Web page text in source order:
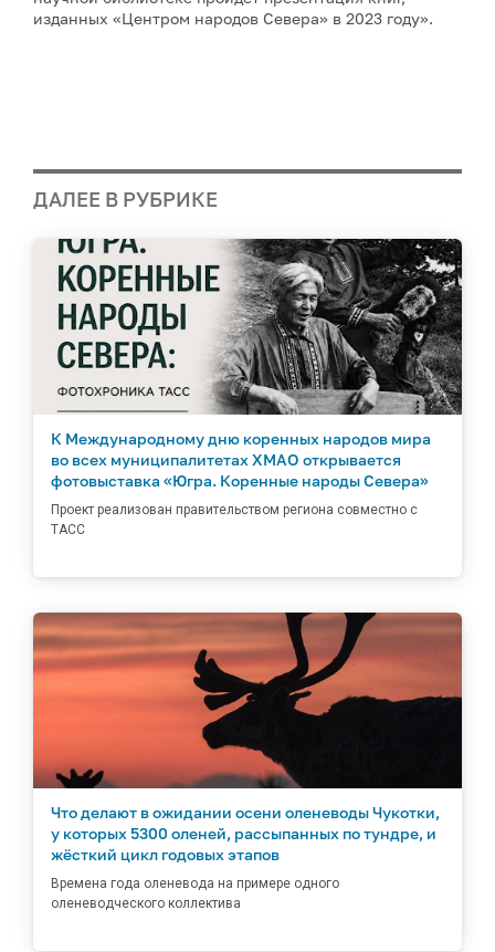
изданных «Центром народов Севера» в 2023 году».
ДАЛЕЕ В РУБРИКЕ
К Международному дню коренных народов мира
во всех муниципалитетах ХМАО открывается
фотовыставка «Югра. Коренные народы Севера»
Проект реализован правительством региона совместно с
ТАСС
Что делают в ожидании осени оленеводы Чукотки,
у которых 5300 оленей, рассыпанных по тундре, и
жёсткий цикл годовых этапов
Времена года оленевода на примере одного
оленеводческого коллектива